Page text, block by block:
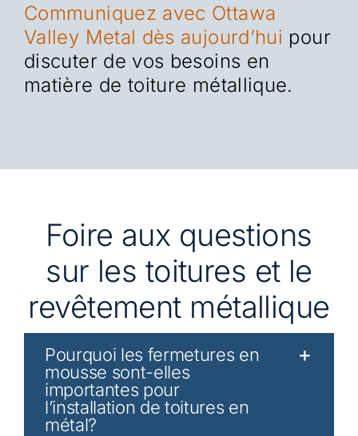
Communiquez avec Ottawa
Valley Metal dès aujourd’hui pour
discuter de vos besoins en
matière de toiture métallique.
Foire aux questions
sur les toitures et le
revêtement métallique
Pourquoi les fermetures en
mousse sont-elles
importantes pour
l’installation de toitures en
métal?